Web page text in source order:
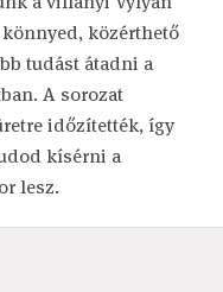
közérthető
tudást átadni a
A sorozat
időzítették, így
kísérni a
lesz.